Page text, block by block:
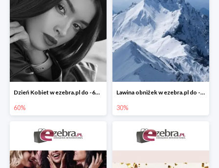
Dzień Kobiet w ezebra.pl do -60%
60%
Lawina obniżek w ezebra.pl do -30%
30%